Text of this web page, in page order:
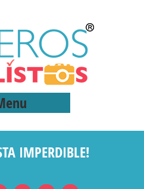
IMPERDIBLE!